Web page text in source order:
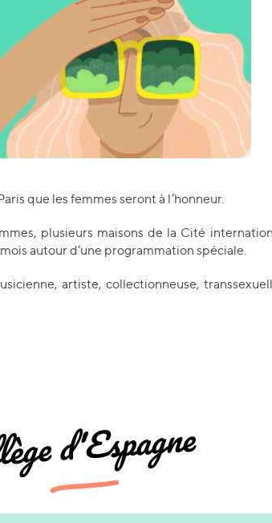
que les femmes seront à l’honneur.
plusieurs maisons de la Cité
autour d’une programmation spéciale.
artiste, collectionneuse,
d'Espagne